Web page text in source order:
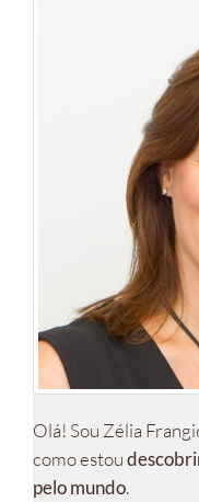
Olá! Sou Zélia
como estou
pelo mundo.